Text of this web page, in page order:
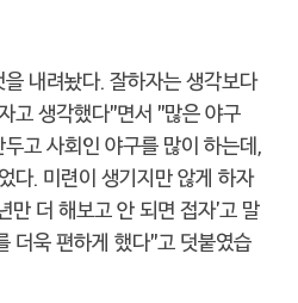
내려놨다. 잘하자는 생각보다
고 생각했다"면서 "많은 야구
고 사회인 야구를 많이 하는데,
다. 미련이 생기지만 않게 하자
만 더 해보고 안 되면 접자'고 말
더욱 편하게 했다"고 덧붙였습